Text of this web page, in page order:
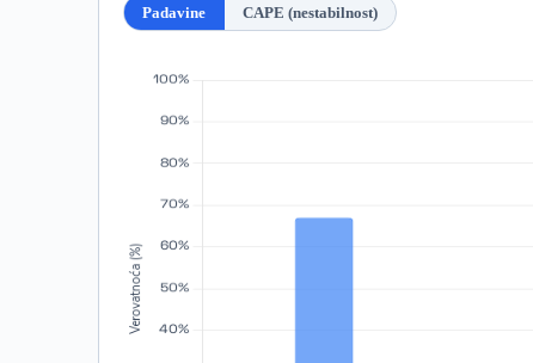
Padavine CAPE (nestabilnost)